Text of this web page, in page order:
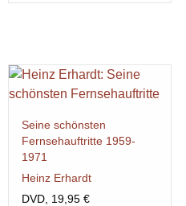
Seine schönsten
Fernsehauftritte 1959-
1971
Heinz Erhardt
DVD, 19,95 €